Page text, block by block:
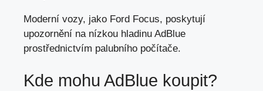
Moderní vozy, jako Ford Focus, poskytují
upozornění na nízkou hladinu AdBlue
prostřednictvím palubního počítače.
Kde mohu AdBlue koupit?